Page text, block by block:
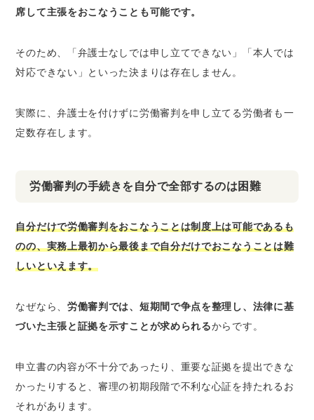
席して主張をおこなうことも可能です。
そのため、「弁護士なしでは申し立てできない」「本人では
対応できない」といった決まりは存在しません。
実際に、弁護士を付けずに労働審判を申し立てる労働者も一
定数存在します。
労働審判の手続きを自分で全部するのは困難
自分だけで労働審判をおこなうことは制度上は可能であるも
のの、実務上最初から最後まで自分だけでおこなうことは難
しいといえます。
なぜなら、 労働審判では、短期間で争点を整理し、法律に基
づいた主張と証拠を示すことが求められるからです。
申立書の内容が不十分であったり、重要な証拠を提出できな
かったりすると、審理の初期段階で不利な心証を持たれるお
それがあります。